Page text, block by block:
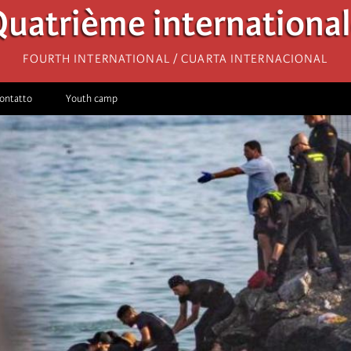
Fourth International / Cuarta Internacional
Youth camp